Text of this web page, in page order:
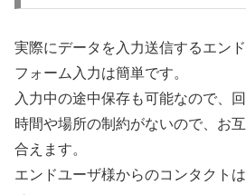
実際にデータを入力送信するエン
フォーム入力は簡単です。
入力中の途中保存も可能なので、
時間や場所の制約がないので、お
合えます。
エンドユーザ様からのコンタクト